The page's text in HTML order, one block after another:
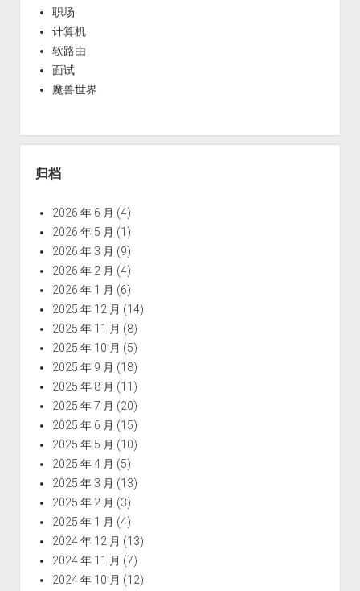
职场
计算机
软路由
面试
魔兽世界
归档
2026 年 6 月 (4)
2026 年 5 月 (1)
2026 年 3 月 (9)
2026 年 2 月 (4)
2026 年 1 月 (6)
2025 年 12 月 (14)
2025 年 11 月 (8)
2025 年 10 月 (5)
2025 年 9 月 (18)
2025 年 8 月 (11)
2025 年 7 月 (20)
2025 年 6 月 (15)
2025 年 5 月 (10)
2025 年 4 月 (5)
2025 年 3 月 (13)
2025 年 2 月 (3)
2025 年 1 月 (4)
2024 年 12 月 (13)
2024 年 11 月 (7)
2024 年 10 月 (12)